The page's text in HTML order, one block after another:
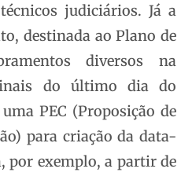
judiciários. Já a
destinada ao Plano de
diversos na
do último dia do
PEC (Proposição de
para criação da data-
por exemplo, a partir de